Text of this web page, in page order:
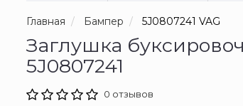
Главная Бампер 5J0807241 VAG
Заглушка
5J0807241
0 отзывов